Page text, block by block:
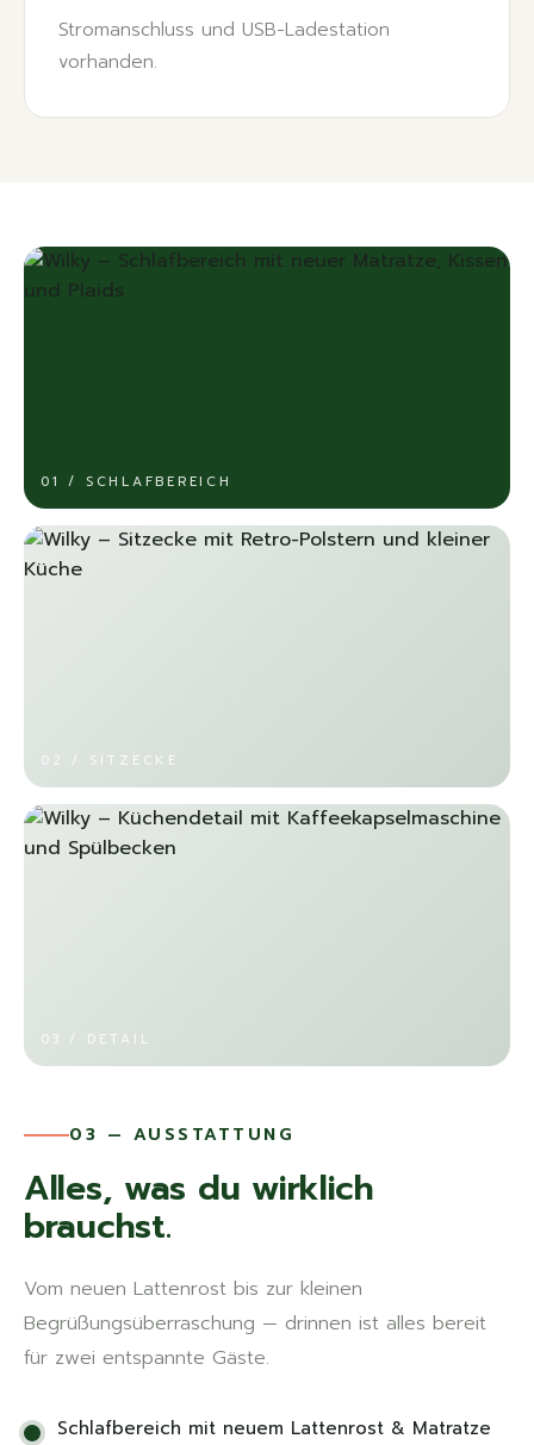
Stromanschluss und USB-Ladestation
vorhanden.
01 / SCHLAFBEREICH
02 / SITZECKE
03 / DETAIL
03 — AUSSTATTUNG
Alles, was du wirklich
brauchst.
Vom neuen Lattenrost bis zur kleinen
Begrüßungsüberraschung — drinnen ist alles bereit
für zwei entspannte Gäste.
Schlafbereich mit neuem Lattenrost & Matratze